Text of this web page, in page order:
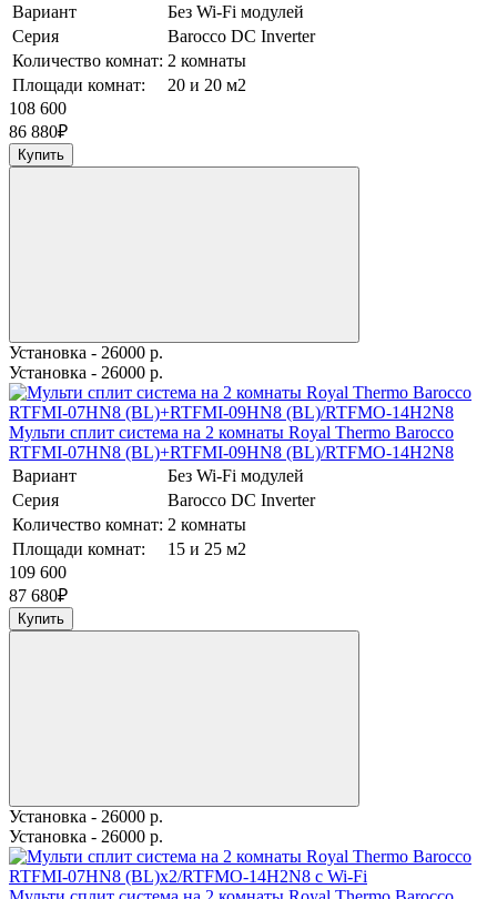
Вариант
Без Wi-Fi модулей
Серия
Barocco DC Inverter
Количество комнат: 2 комнаты
Площади комнат:
20 и 20 м2
108 600
86 880₽
Купить
Установка - 26000 р.
Установка - 26000 р.
Мульти сплит система на 2 комнаты Royal Thermo Barocco
RTFMI-07HN8 (BL)+RTFMI-09HN8 (BL)/RTFMO-14H2N8
Вариант
Без Wi-Fi модулей
Серия
Barocco DC Inverter
Количество комнат: 2 комнаты
Площади комнат:
15 и 25 м2
109 600
87 680₽
Купить
Установка - 26000 р.
Установка - 26000 р.